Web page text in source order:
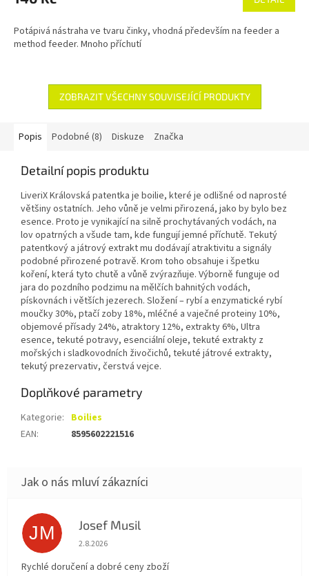
Potápivá nástraha ve tvaru činky, vhodná především na feeder a
method feeder. Mnoho příchutí
ZOBRAZIT VŠECHNY SOUVISEJÍCÍ PRODUKTY
Popis Podobné (8) Diskuze Značka
Detailní popis produktu
LiveriX Královská patentka je boilie, které je odlišné od naprosté
většiny ostatních. Jeho vůně je velmi přirozená, jako by bylo bez
esence. Proto je vynikající na silně prochytávaných vodách, na
lov opatrných a všude tam, kde fungují jemné příchutě. Tekutý
patentkový a játrový extrakt mu dodávají atraktivitu a signály
podobné přirozené potravě. Krom toho obsahuje i špetku
koření, která tyto chutě a vůně zvýrazňuje. Výborně funguje od
jara do pozdního podzimu na mělčích bahnitých vodách,
pískovnách i větších jezerech. Složení – rybí a enzymatické rybí
moučky 30%, ptačí zoby 18%, mléčné a vaječné proteiny 10%,
objemové přísady 24%, atraktory 12%, extrakty 6%, Ultra
esence, tekuté potravy, esenciální oleje, tekuté extrakty z
mořských i sladkovodních živočichů, tekuté játrové extrakty,
tekutý prezervativ, čerstvá vejce.
Doplňkové parametry
Kategorie: Boilies
EAN: 8595602221516
JM Josef Musil
Hodnocení obchodu je 5 z 5 hvězdiček.
2.8.2026
Rychlé doručení a dobré ceny zboží